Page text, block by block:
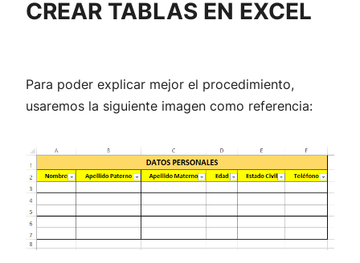
CREAR TABLAS EN EXCEL
Para poder explicar mejor el procedimiento,
usaremos la siguiente imagen como referencia: